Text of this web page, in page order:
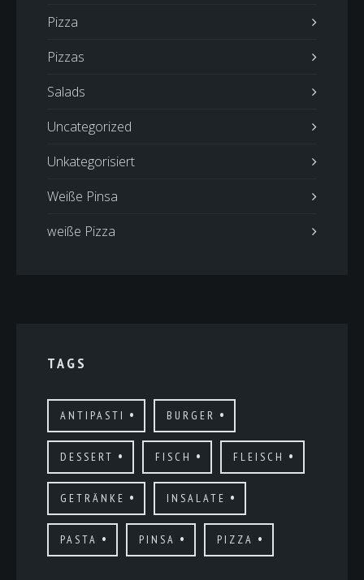
Pizza
Pizzas
Salads
Uncategorized
Unkategorisiert
Weiße Pinsa
weiße Pizza
TAGS
ANTIPASTI BURGER
DESSERT FISCH FLEISCH
GETRÄNKE INSALATE
PASTA PINSA PIZZA